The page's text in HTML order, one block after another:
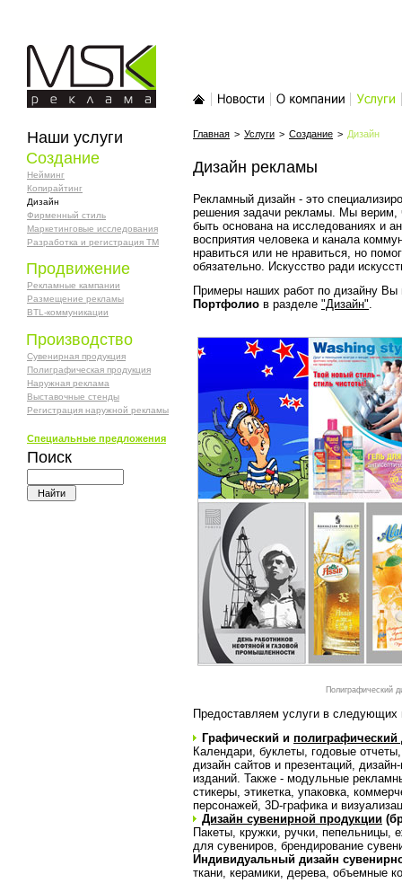
MSK-реклама
Главная > Услуги > Создание > Дизайн
Дизайн рекламы
Рекламный дизайн - это
решения задачи рекламы. Мы верим,
быть основана на исследованиях и
восприятия человека и канала
нравиться или не нравиться, но
обязательно. Искусство ради
Примеры наших работ по дизайну Вы
Портфолио в разделе "Дизайн".
Полиграфический
Предоставляем услуги в следующих
Графический и полиграфический
Календари, буклеты, годовые
дизайн сайтов и презентаций,
изданий. Также - модульные
стикеры, этикетка, упаковка,
персонажей, 3D-графика и
Дизайн сувенирной продукции
Пакеты, кружки, ручки, пепельницы,
для сувениров, брендирование
Индивидуальный дизайн
ткани, керамики, дерева, объемные
Наши услуги
Создание
Нейминг
Копирайтинг
Дизайн
Фирменный стиль
Маркетинговые исследования
Разработка и регистрация ТМ
Продвижение
Рекламные кампании
Размещение рекламы
BTL-коммуникации
Производство
Сувенирная продукция
Полиграфическая продукция
Наружная реклама
Выставочные стенды
Регистрация наружной рекламы
Специальные предложения
Поиск